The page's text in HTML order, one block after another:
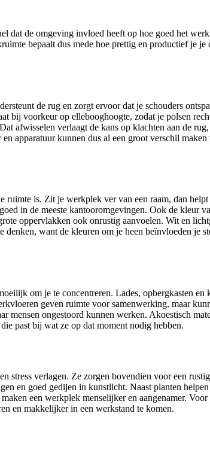
dat de omgeving invloed heeft op hoe goed het
bepaalt dus mede hoe prettig en productief je je
de rug en zorgt ervoor dat je schouders
bij voorkeur op ellebooghoogte, zodat je polsen
afwisselen verlaagt de kans op klachten aan de
apparatuur kunnen dus al een groot verschil
is. Zit je werkplek ver van een raam, dan
in de meeste kantooromgevingen. Ook de kleur
oppervlakken ook onrustig aanvoelen. Wit en
want de kleuren om je heen beïnvloeden je
om je te concentreren. Lades, opbergkasten en
geven ruimte voor samenwerking, maar
mensen ongestoord kunnen werken. Akoestisch
past bij wat ze op dat moment nodig hebben.
stress verlagen. Ze zorgen bovendien voor een
en goed gedijen in kunstlicht. Naast planten
een werkplek menselijker en aangenamer.
en makkelijker in een werkstand te komen.